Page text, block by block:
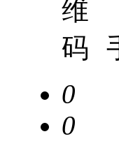
0
0